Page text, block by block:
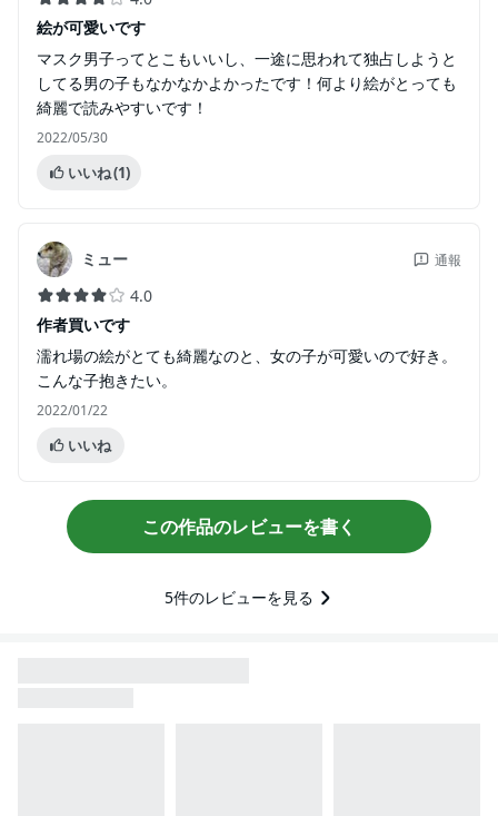
絵が可愛いです
マスク男子ってとこもいいし、一途に思われて独占しようと
してる男の子もなかなかよかったです！何より絵がとっても
綺麗で読みやすいです！
2022/05/30
いいね(1)
ミュー 通報
4.0
作者買いです
濡れ場の絵がとても綺麗なのと、女の子が可愛いので好き。
こんな子抱きたい。
2022/01/22
いいね
この作品のレビューを書く
5件のレビューを見る